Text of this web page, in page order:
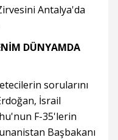
Antalya'da
DÜNYAMDA
sorularını
İsrail
F-35'lerin
Başbakanı